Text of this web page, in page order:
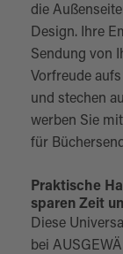
die
Design. Ihre
Sendung von
Vorfreude
und stechen
werben Sie
für
Praktische
sparen Zeit
Diese
bei